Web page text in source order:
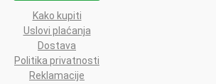
Kako kupiti
Uslovi plaćanja
Dostava
Politika privatnosti
Reklamacije